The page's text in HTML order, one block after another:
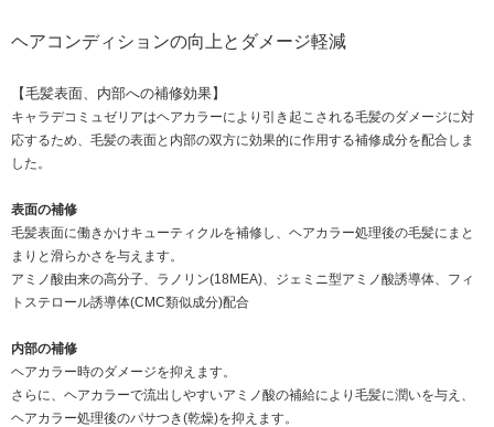
ヘアコンディションの向上とダメージ軽減
【毛髪表面、内部への補修効果】
キャラデコミュゼリアはヘアカラーにより引き起こされる毛髪のダメージに対
応するため、毛髪の表面と内部の双方に効果的に作用する補修成分を配合しま
した。
表面の補修
毛髪表面に働きかけキューティクルを補修し、ヘアカラー処理後の毛髪にまと
まりと滑らかさを与えます。
アミノ酸由来の高分子、ラノリン(18MEA)、ジェミニ型アミノ酸誘導体、フィ
トステロール誘導体(CMC類似成分)配合
内部の補修
ヘアカラー時のダメージを抑えます。
さらに、ヘアカラーで流出しやすいアミノ酸の補給により毛髪に潤いを与え、
ヘアカラー処理後のパサつき(乾燥)を抑えます。